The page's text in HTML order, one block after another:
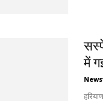
में